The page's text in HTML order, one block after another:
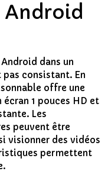
Android
dans un
consistant. En
offre une
écran 1 pouces HD et
Les
peuvent être
visionner des vidéos
permettent